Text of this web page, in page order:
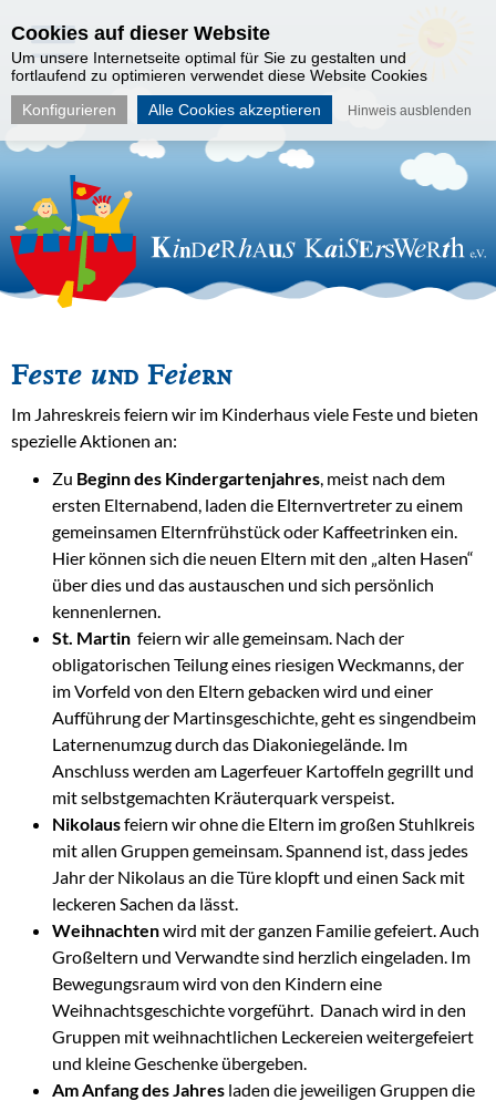
Feste und Feiern
Im Jahreskreis feiern wir im Kinderhaus viele Feste und bieten
spezielle Aktionen an:
Zu Beginn des Kindergartenjahres, meist nach dem
ersten Elternabend, laden die Elternvertreter zu einem
gemeinsamen Elternfrühstück oder Kaffeetrinken ein.
Hier können sich die neuen Eltern mit den „alten Hasen“
über dies und das austauschen und sich persönlich
kennenlernen.
St. Martin feiern wir alle gemeinsam. Nach der
obligatorischen Teilung eines riesigen Weckmanns, der
im Vorfeld von den Eltern gebacken wird und einer
Aufführung der Martinsgeschichte, geht es singendbeim
Laternenumzug durch das Diakoniegelände. Im
Anschluss werden am Lagerfeuer Kartoffeln gegrillt und
mit selbstgemachten Kräuterquark verspeist.
Nikolausfeiern wir ohne die Eltern im großen Stuhlkreis
mit allen Gruppen gemeinsam. Spannend ist, dass jedes
Jahr der Nikolaus an die Türe klopft und einen Sack mit
leckeren Sachen da lässt.
Weihnachtenwird mit der ganzen Familie gefeiert. Auch
Großeltern und Verwandte sind herzlich eingeladen. Im
Bewegungsraum wird von den Kindern eine
Weihnachtsgeschichte vorgeführt. Danach wird in den
Gruppen mit weihnachtlichen Leckereien weitergefeiert
und kleine Geschenke übergeben.
Am Anfang des Jahres laden die jeweiligen Gruppen die
Cookies auf dieser Website
Um unsere Internetseite optimal für Sie zu gestalten und
fortlaufend zu optimieren verwendet diese Website Cookies
Konfigurieren
Alle Cookies akzeptieren Hinweis ausblenden